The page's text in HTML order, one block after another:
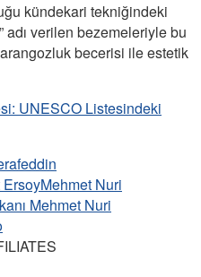
kündekari tekniğindeki
adı verilen bezemeleriyle bu
becerisi ile estetik
UNESCO Listesindeki
Mehmet Nuri
Mehmet Nuri